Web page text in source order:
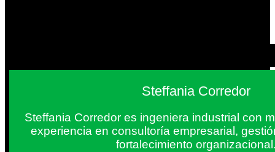
Steffania Corredor
Steffania Corredor es ingeniera industrial con
experiencia en consultoría empresarial,
fortalecimiento